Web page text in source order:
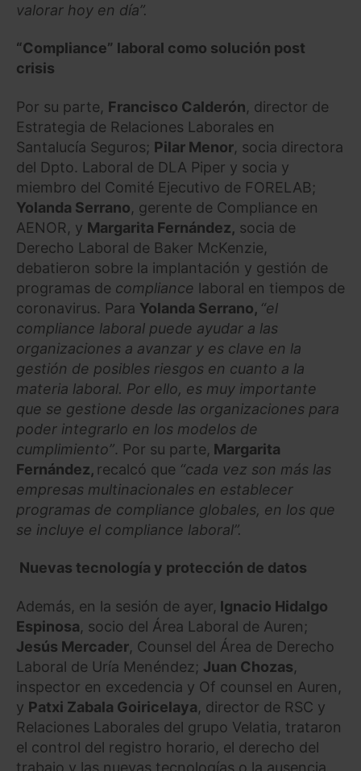
valorar hoy en día”.
“Compliance” laboral como solución post
crisis
Por su parte, Francisco Calderón, director de
Estrategia de Relaciones Laborales en
Santalucía Seguros; Pilar Menor, socia directora
del Dpto. Laboral de DLA Piper y socia y
miembro del Comité Ejecutivo de FORELAB;
Yolanda Serrano, gerente de Compliance en
AENOR, y Margarita Fernández, socia de
Derecho Laboral de Baker McKenzie,
debatieron sobre la implantación y gestión de
programas de compliance laboral en tiempos de
coronavirus. Para Yolanda Serrano, “el
compliance laboral puede ayudar a las
organizaciones a avanzar y es clave en la
gestión de posibles riesgos en cuanto a la
materia laboral. Por ello, es muy importante
que se gestione desde las organizaciones para
poder integrarlo en los modelos de
cumplimiento”. Por su parte, Margarita
Fernández, recalcó que “cada vez son más las
empresas multinacionales en establecer
programas de compliance globales, en los que
se incluye el compliance laboral”.
Nuevas tecnología y protección de datos
Además, en la sesión de ayer, Ignacio Hidalgo
Espinosa, socio del Área Laboral de Auren;
Jesús Mercader, Counsel del Área de Derecho
Laboral de Uría Menéndez; Juan Chozas,
inspector en excedencia y Of counsel en Auren,
y Patxi Zabala Goiricelaya, director de RSC y
Relaciones Laborales del grupo Velatia, trataron
el control del registro horario, el derecho del
trabajo y las nuevas tecnologías o la ausencia